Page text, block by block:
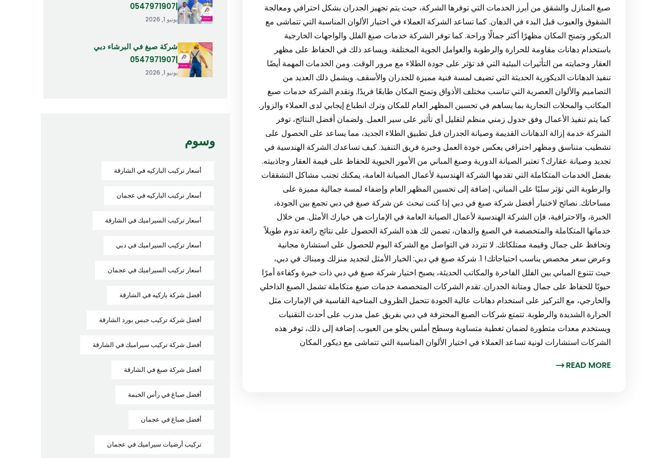
صبغ المنازل والشقق من أبرز الخدمات التي توفرها الشركة، حيث يتم تجهيز الجدران بشكل احترافي ومعالجة
الشقوق والعيوب قبل البدء في الدهان. كما تساعد الشركة العملاء في اختيار الألوان المناسبة التي تتماشى مع
الديكور وتمنح المكان مظهرًا أكثر جمالًا وراحة. كما توفر الشركة خدمات صبغ الفلل والواجهات الخارجية
باستخدام دهانات مقاومة للحرارة والرطوبة والعوامل الجوية المختلفة. ويساعد ذلك في الحفاظ على مظهر
العقار وحمايته من التأثيرات البيئية التي قد تؤثر على جودة الطلاء مع مرور الوقت. ومن الخدمات المهمة أيضًا
تنفيذ الدهانات الديكورية الحديثة التي تضيف لمسة فنية مميزة للجدران والأسقف. ويشمل ذلك العديد من
التصاميم والألوان العصرية التي تناسب مختلف الأذواق وتمنح المكان طابعًا فريدًا. وتقدم الشركة خدمات صبغ
المكاتب والمحلات التجارية بما يساهم في تحسين المظهر العام للمكان وترك انطباع إيجابي لدى العملاء والزوار.
كما يتم تنفيذ الأعمال وفق جدول زمني منظم لتقليل أي تأثير على سير العمل. ولضمان أفضل النتائج، توفر
الشركة خدمة إزالة الدهانات القديمة وصيانة الجدران قبل تطبيق الطلاء الجديد، مما يساعد على الحصول على
تشطيب متناسق ومظهر احترافي يعكس جودة العمل وخبرة فريق التنفيذ. كيف تساعدك الشركة الهندسية في
تجديد وصيانة عقارك؟ تعتبر الصيانة الدورية وصبغ المباني من الأمور الحيوية للحفاظ على قيمة العقار وجاذبيته.
بفضل الخدمات المتكاملة التي تقدمها الشركة الهندسية لأعمال الصيانة العامة، يمكنك تجنب مشاكل التشققات
والرطوبة التي تؤثر سلبًا على المباني، إضافة إلى تحسين المظهر العام وإضفاء لمسة جمالية مميزة على
مساحاتك. نصائح لاختيار أفضل شركة صبغ في دبي إذا كنت تبحث عن شركة صبغ في دبي تجمع بين الجودة،
الخبرة، والاحترافية، فإن الشركة الهندسية لأعمال الصيانة العامة في الإمارات هي خيارك الأمثل. من خلال
خدماتها المتكاملة والمتخصصة في الصبغ والدهان، تضمن لك هذه الشركة الحصول على نتائج رائعة تدوم طويلاً
وتحافظ على جمال وقيمة ممتلكاتك. لا تتردد في التواصل مع الشركة اليوم للحصول على استشارة مجانية
وعرض سعر مخصص يناسب احتياجاتك! 1. شركة صبغ في دبي: الخيار الأمثل لتجديد منزلك ومبناك في دبي،
حيث تتنوع المباني بين الفلل الفاخرة والمكاتب الحديثة، يصبح اختيار شركة صبغ في دبي ذات خبرة وكفاءة أمرًا
حيويًا للحفاظ على جمال ومتانة الجدران. تقدم الشركات المتخصصة خدمات صبغ متكاملة تشمل الصبغ الداخلي
والخارجي، مع التركيز على استخدام دهانات عالية الجودة تتحمل الظروف المناخية القاسية في الإمارات مثل
الحرارة الشديدة والرطوبة. تتمتع شركات الصبغ المحترفة في دبي بفريق عمل مدرب على أحدث التقنيات
ويستخدم معدات متطورة لضمان تغطية متساوية وسطح أملس يخلو من العيوب. إضافة إلى ذلك، توفر هذه
الشركات استشارات لونية تساعد العملاء في اختيار الألوان المناسبة التي تتماشى مع ديكور المكان
READ MORE
يونيو 1, 2026
شركة صبغ في البرشاء دبي
يونيو 1, 2026
وسوم
أسعار تركيب الباركيه في الشارقة
أسعار تركيب الباركيه في عجمان
أسعار تركيب السيراميك في الشارقة
أسعار تركيب السيراميك في دبي
أسعار تركيب السيراميك في عجمان
أفضل شركة باركيه في الشارقة
أفضل شركة تركيب جبس بورد الشارقة
أفضل شركة تركيب سيراميك في الشارقة
أفضل شركة صبغ في الشارقة
أفضل صباغ في رأس الخيمة
أفضل صباغ في عجمان
تركيب أرضيات سيراميك في عجمان